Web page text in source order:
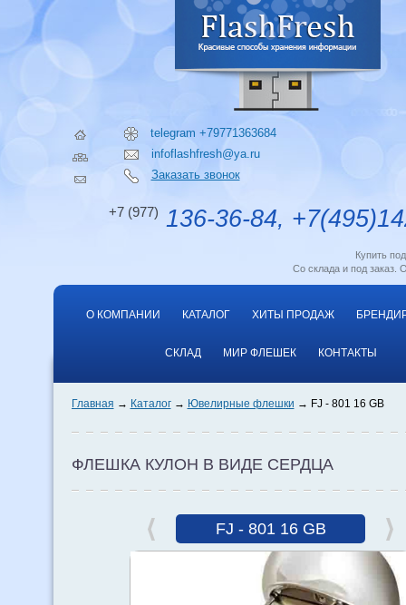
telegram +79771363684
infoflashfresh@ya.ru
Заказать звонок
+7 (977) 136-36-84,
Купить
Со склада и под заказ.
О КОМПАНИИ КАТАЛОГ ХИТЫ ПРОДАЖ
СКЛАД МИР ФЛЕШЕК КОНТАКТЫ
Главная Каталог Ювелирные флешки FJ - 801 16 GB
ФЛЕШКА КУЛОН В ВИДЕ СЕРДЦА
FJ - 801 16 GB